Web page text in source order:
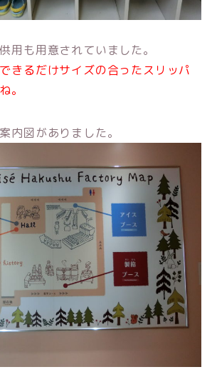
用も用意されていました。
きるだけサイズの合ったスリッパ
。
内図がありました。